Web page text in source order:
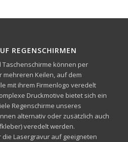
REGENSCHIRMEN
Taschenschirme können per
mehreren Keilen, auf dem
mit ihrem Firmenlogo veredelt
Druckmotive bietet sich ein
Regenschirme unseres
alternativ oder zusätzlich auch
veredelt werden.
Lasergravur auf geeigneten